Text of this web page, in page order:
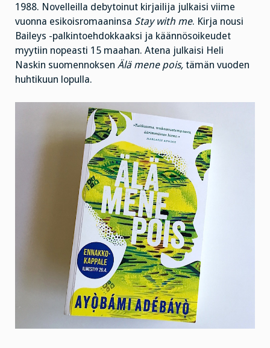
1988. Novelleilla debytoinut kirjailija julkaisi viime
vuonna esikoisromaaninsa Stay with me. Kirja nousi
Baileys -palkintoehdokkaaksi ja käännösoikeudet
myytiin nopeasti 15 maahan. Atena julkaisi Heli
Naskin suomennoksen Älä mene pois, tämän vuoden
huhtikuun lopulla.